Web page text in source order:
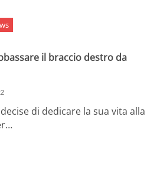
il braccio destro da
di dedicare la sua vita alla